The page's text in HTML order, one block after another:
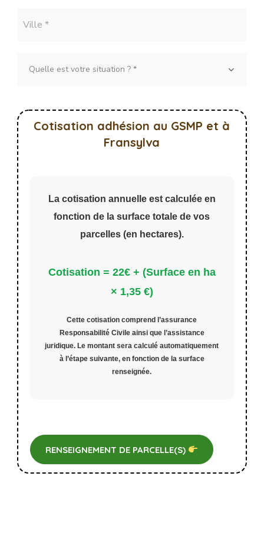
Cotisation adhésion au GSMP et à
Fransylva
La cotisation annuelle est calculée en
fonction de la surface totale de vos
parcelles (en hectares).
Cotisation = 22€ + (Surface en ha
× 1,35 €)
Cette cotisation comprend l’assurance
Responsabilité Civileainsi que l’assistance
juridique. Le montant sera calculé automatiquement
à l’étape suivante, en fonction de la surface
renseignée.
Si
humain,
RENSEIGNEMENT DE PARCELLE(S)